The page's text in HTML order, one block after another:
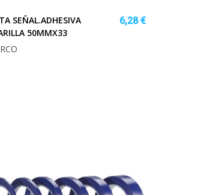
SEÑAL.ADHESIVA
50MMX33
6,28 €